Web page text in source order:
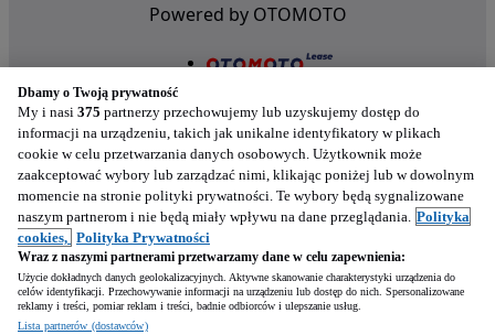
Powered by OTOMOTO
Nasze aplikacje w twoim telefonie
Dbamy o Twoją prywatność
My i nasi 375 partnerzy przechowujemy lub uzyskujemy dostęp do
informacji na urządzeniu, takich jak unikalne identyfikatory w plikach
cookie w celu przetwarzania danych osobowych. Użytkownik może
zaakceptować wybory lub zarządzać nimi, klikając poniżej lub w dowolnym
momencie na stronie polityki prywatności. Te wybory będą sygnalizowane
naszym partnerom i nie będą miały wpływu na dane przeglądania. Polityka
cookies, Polityka Prywatności
Wraz z naszymi partnerami przetwarzamy dane w celu zapewnienia:
Użycie dokładnych danych geolokalizacyjnych. Aktywne skanowanie charakterystyki urządzenia do
celów identyfikacji. Przechowywanie informacji na urządzeniu lub dostęp do nich. Spersonalizowane
reklamy i treści, pomiar reklam i treści, badnie odbiorców i ulepszanie usług.
Lista partnerów (dostawców)